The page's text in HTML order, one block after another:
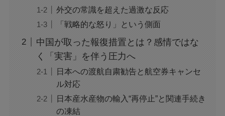
ジャンプ33号だけ売り切れはなぜ？ワンピース
声にならない愛は最終話やネタバレは？最後ま
で見る方法も！
MAZZEL・RYUKIのヘアメイク匂わせとは？時
外交の常識を超えた過激な反応
「戦略的な怒り」という側面
中国が取った報復措置とは？感情ではな
く「実害」を伴う圧力へ
日本への渡航自粛勧告と航空券キャンセ
ル対応
日本産水産物の輸入“再停止”と関連手続き
の凍結